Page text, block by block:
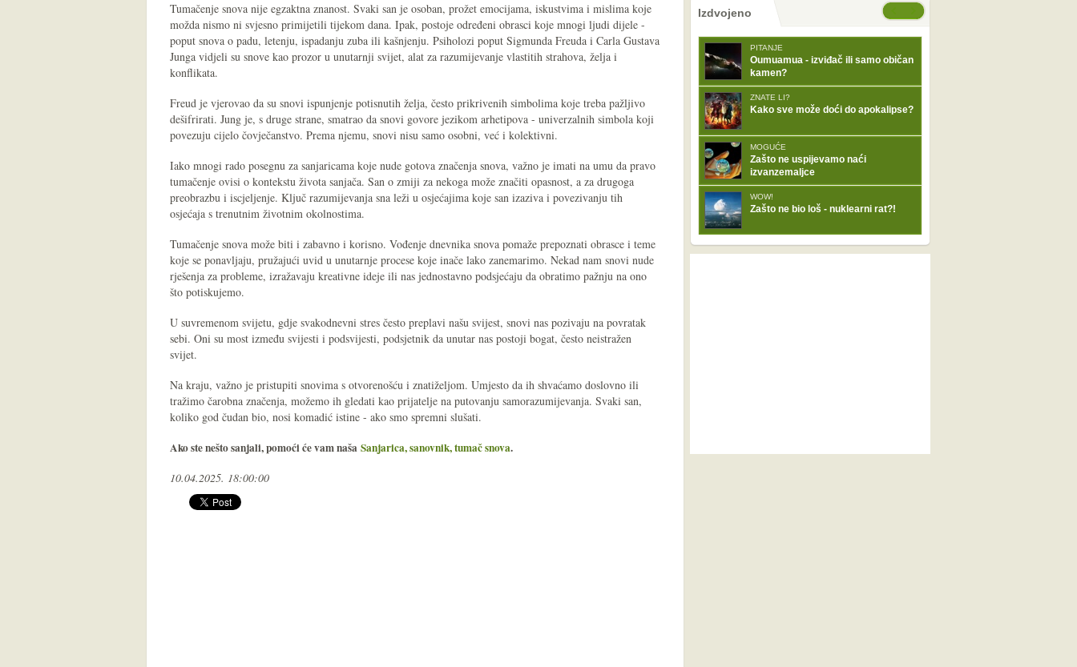
Tumačenje snova nije egzaktna znanost. Svaki san je osoban, prožet emocijama, iskustvima i mislima koje
možda nismo ni svjesno primijetili tijekom dana. Ipak, postoje određeni obrasci koje mnogi ljudi dijele -
poput snova o padu, letenju, ispadanju zuba ili kašnjenju. Psiholozi poput Sigmunda Freuda i Carla Gustava
Junga vidjeli su snove kao prozor u unutarnji svijet, alat za razumijevanje vlastitih strahova, želja i
konflikata.
Freud je vjerovao da su snovi ispunjenje potisnutih želja, često prikrivenih simbolima koje treba pažljivo
dešifrirati. Jung je, s druge strane, smatrao da snovi govore jezikom arhetipova - univerzalnih simbola koji
povezuju cijelo čovječanstvo. Prema njemu, snovi nisu samo osobni, već i kolektivni.
Iako mnogi rado posegnu za sanjaricama koje nude gotova značenja snova, važno je imati na umu da pravo
tumačenje ovisi o kontekstu života sanjača. San o zmiji za nekoga može značiti opasnost, a za drugoga
preobrazbu i iscjeljenje. Ključ razumijevanja sna leži u osjećajima koje san izaziva i povezivanju tih
osjećaja s trenutnim životnim okolnostima.
Tumačenje snova može biti i zabavno i korisno. Vođenje dnevnika snova pomaže prepoznati obrasce i teme
koje se ponavljaju, pružajući uvid u unutarnje procese koje inače lako zanemarimo. Nekad nam snovi nude
rješenja za probleme, izražavaju kreativne ideje ili nas jednostavno podsjećaju da obratimo pažnju na ono
što potiskujemo.
U suvremenom svijetu, gdje svakodnevni stres često preplavi našu svijest, snovi nas pozivaju na povratak
sebi. Oni su most između svijesti i podsvijesti, podsjetnik da unutar nas postoji bogat, često neistražen
svijet.
Na kraju, važno je pristupiti snovima s otvorenošću i znatiželjom. Umjesto da ih shvaćamo doslovno ili
tražimo čarobna značenja, možemo ih gledati kao prijatelje na putovanju samorazumijevanja. Svaki san,
koliko god čudan bio, nosi komadić istine - ako smo spremni slušati.
Ako ste nešto sanjali, pomoći će vam naša Sanjarica, sanovnik, tumač snova.
10.04.2025. 18:00:00
nema prethodne stranice
nema sljedeće stranice
Izdvojeno
PITANJE
Oumuamua - izviđač ili samo običan
kamen?
ZNATE LI?
Kako sve može doći do apokalipse?
MOGUĆE
Zašto ne uspijevamo naći
izvanzemaljce
WOW!
Zašto ne bio loš - nuklearni rat?!